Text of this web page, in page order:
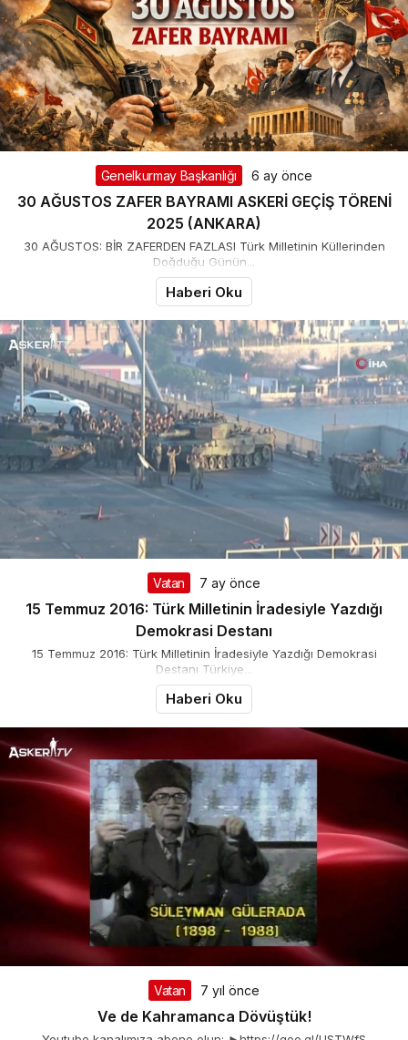
Genelkurmay Başkanlığı 6 ay önce
30 AĞUSTOS ZAFER BAYRAMI ASKERİ GEÇİŞ TÖRENİ
2025 (ANKARA)
30 AĞUSTOS: BİR ZAFERDEN FAZLASI Türk Milletinin Küllerinden
Doğduğu Günün...
Haberi Oku
Vatan 7 ay önce
15 Temmuz 2016: Türk Milletinin İradesiyle Yazdığı
Demokrasi Destanı
15 Temmuz 2016: Türk Milletinin İradesiyle Yazdığı Demokrasi
Destanı Türkiye...
Haberi Oku
Vatan 7 yıl önce
Ve de Kahramanca Dövüştük!